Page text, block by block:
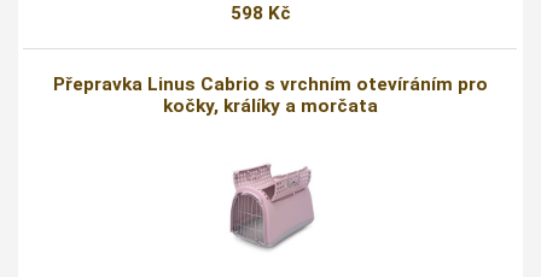
598 Kč
Přepravka Linus Cabrio s vrchním otevíráním pro
kočky, králíky a morčata